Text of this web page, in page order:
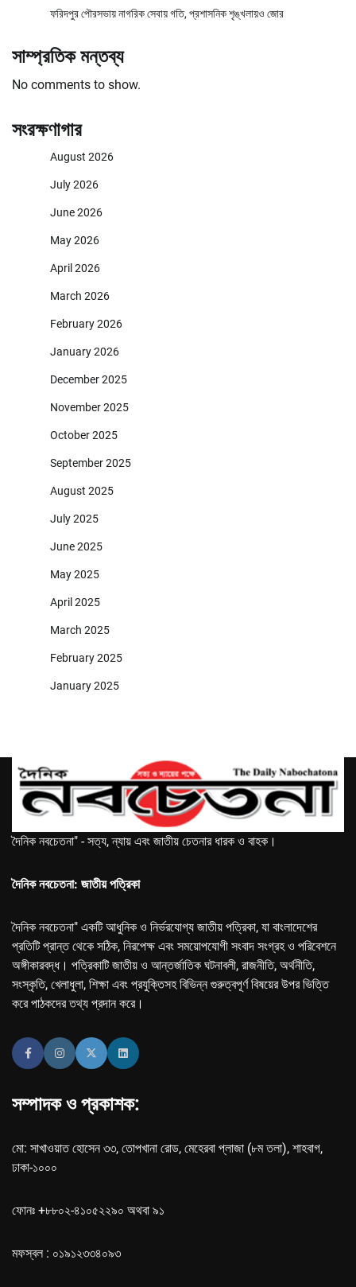
ফরিদপুর পৌরসভায় নাগরিক সেবায় গতি, প্রশাসনিক শৃঙ্খলায়ও জোর
সাম্প্রতিক মন্তব্য
No comments to show.
সংরক্ষণাগার
August 2026
July 2026
June 2026
May 2026
April 2026
March 2026
February 2026
January 2026
December 2025
November 2025
October 2025
September 2025
August 2025
July 2025
June 2025
May 2025
April 2025
March 2025
February 2025
January 2025
দৈনিক নবচেতনা" - সত্য, ন্যায় এবং জাতীয় চেতনার ধারক ও বাহক।
দৈনিক নবচেতনা: জাতীয় পত্রিকা
দৈনিক নবচেতনা" একটি আধুনিক ও নির্ভরযোগ্য জাতীয় পত্রিকা, যা বাংলাদেশের
প্রতিটি প্রান্ত থেকে সঠিক, নিরপেক্ষ এবং সময়োপযোগী সংবাদ সংগ্রহ ও পরিবেশনে
অঙ্গীকারবদ্ধ। পত্রিকাটি জাতীয় ও আন্তর্জাতিক ঘটনাবলী, রাজনীতি, অর্থনীতি,
সংস্কৃতি, খেলাধুলা, শিক্ষা এবং প্রযুক্তিসহ বিভিন্ন গুরুত্বপূর্ণ বিষয়ের উপর ভিত্তি
করে পাঠকদের তথ্য প্রদান করে।
সম্পাদক ও প্রকাশক:
মো: সাখাওয়াত হোসেন ৩৩, তোপখানা রোড, মেহেরবা প্লাজা (৮ম তলা), শাহবাগ,
ঢাকা-১০০০
ফোনঃ +৮৮০২-৪১০৫২২৯০ অথবা ৯১
মফস্বল : ০১৯১২৩৩৪০৯৩